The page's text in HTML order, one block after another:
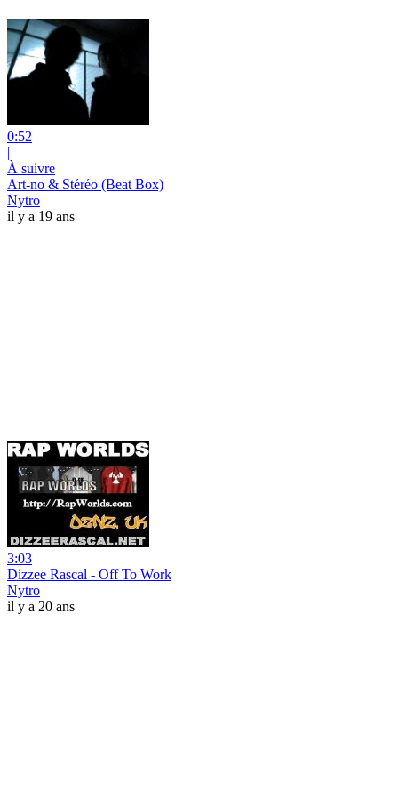
0:52
|
À suivre
Art-no & Stéréo (Beat Box)
Nytro
il y a 19 ans
3:03
Dizzee Rascal - Off To Work
Nytro
il y a 20 ans